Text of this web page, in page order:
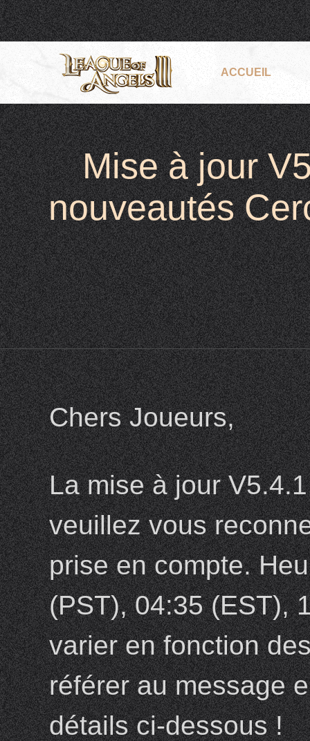
ACCUEIL
Mise à jour
nouveautés
Chers Joueurs,
La mise à jour
veuillez vous
prise en compte.
(PST), 04:35 (EST),
varier en fonction
référer au message
détails ci-dessous !